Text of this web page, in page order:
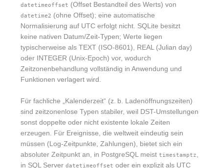
datetimeoffset (Offset Bestandteil des Werts) von
datetime2 (ohne Offset); eine automatische
Normalisierung auf UTC erfolgt nicht. SQLite besitzt
keine nativen Datum/Zeit-Typen; Werte liegen
typischerweise als TEXT (ISO-8601), REAL (Julian day)
oder INTEGER (Unix-Epoch) vor, wodurch
Zeitzonenbehandlung vollständig in Anwendung und
Funktionen verlagert wird.
Für fachliche „Kalenderzeit“ (z. b. Ladenöffnungszeiten)
sind zeitzonenlose Typen stabiler, weil DST-Umstellungen
sonst doppelte oder nicht existente lokale Zeiten
erzeugen. Für Ereignisse, die weltweit eindeutig sein
müssen (Log-Zeitpunkte, Zahlungen), bietet sich ein
absoluter Zeitpunkt an, in PostgreSQL meist timestamptz
in SQL Server datetimeoffset oder ein explizit als UTC